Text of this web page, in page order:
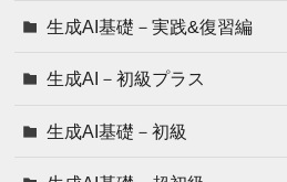
生成AI基礎－実践&復習編
生成AI－初級プラス
生成AI基礎－初級